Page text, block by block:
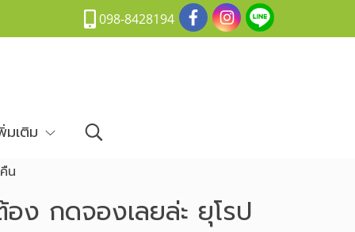
098-8428194
มเติม
น
ง กดจองเลยล่ะ ยุโรป